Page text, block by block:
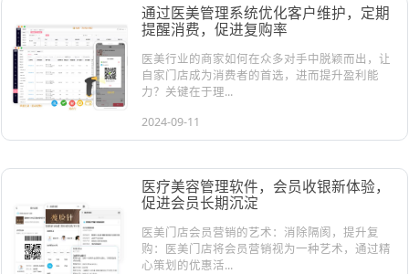
通过医美管理系统优化客户维护，定期
提醒消费，促进复购率
医美行业的商家如何在众多对手中脱颖而出，让
自家门店成为消费者的首选，进而提升盈利能
力？关键在于理...
2024-09-11
医疗美容管理软件，会员收银新体验，
促进会员长期沉淀
医美门店会员营销的艺术：消除隔阂，提升复
购：医美门店将会员营销视为一种艺术，通过精
心策划的优惠活...